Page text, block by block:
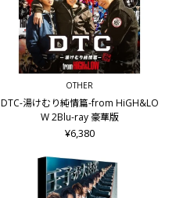
OTHER
DTC-湯けむり純情篇-from HiGH&LO
W 2Blu-ray 豪華版
¥6,380